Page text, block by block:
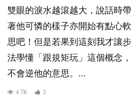
雙眼的淚水越滾越大，說話時
著他可憐的樣子亦開始有點心
思吧！但是若果到這刻我才讓
法學懂「跟規矩玩」這個概念
不會逆他的意思。...
4.7K 3